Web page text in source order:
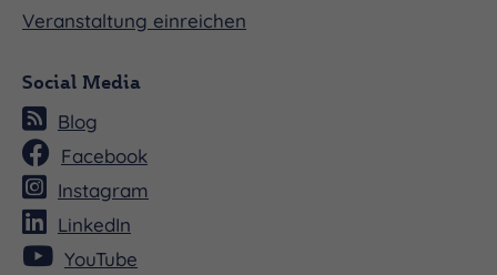
Veranstaltung einreichen
Social Media
Blog
Facebook
Instagram
LinkedIn
YouTube